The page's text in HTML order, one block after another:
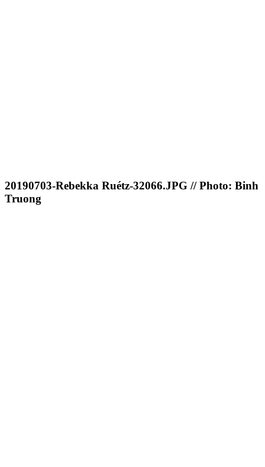
20190703-Rebekka Ruétz-32066.JPG // Photo: Binh
Truong